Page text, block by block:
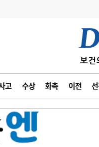
고 수상 화촉 이전
수급 추계
방
사고
수첩
피플